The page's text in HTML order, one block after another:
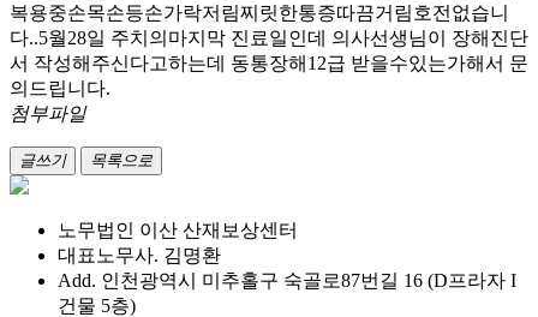
복용중손목손등손가락저림찌릿한통증따끔거림호전없습니
다..5월28일 주치의마지막 진료일인데 의사선생님이 장해진단
서 작성해주신다고하는데 동통장해12급 받을수있는가해서 문
의드립니다.
첨부파일
글쓰기 목록으로
노무법인 이산 산재보상센터
대표노무사. 김명환
Add. 인천광역시 미추홀구 숙골로87번길 16 (D프라자 I
건물 5층)